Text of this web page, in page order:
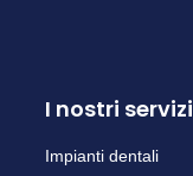
I nostri servizi
Impianti dentali